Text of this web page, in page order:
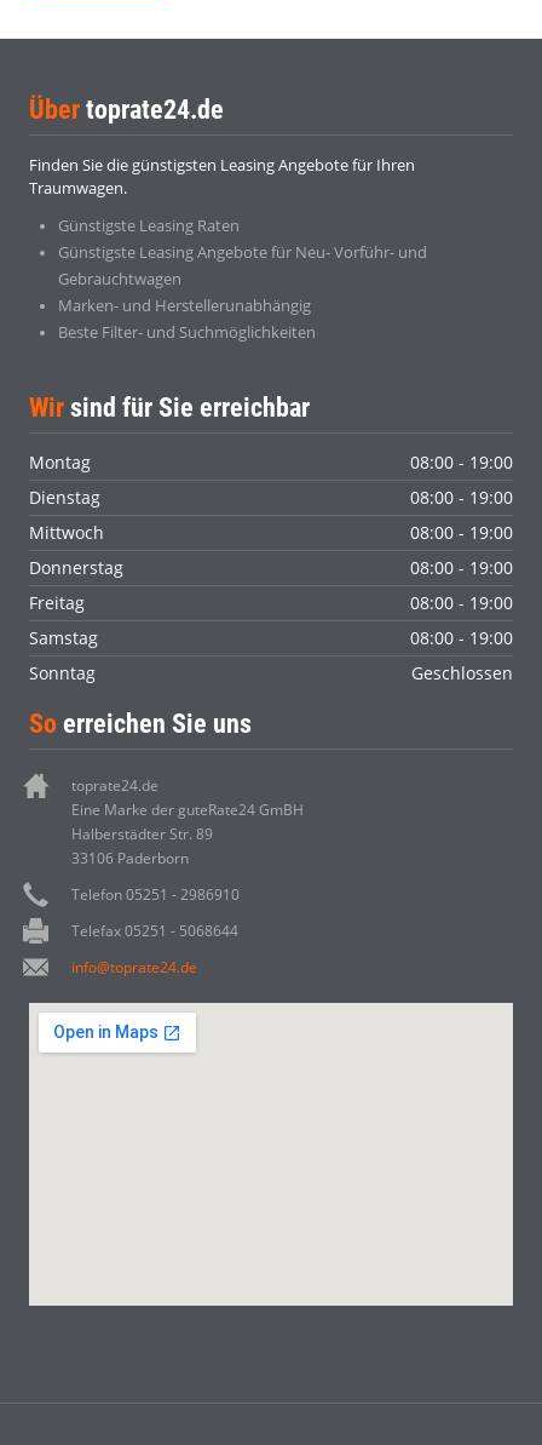
Über toprate24.de
Finden Sie die günstigsten Leasing Angebote für Ihren
Traumwagen.
Günstigste Leasing Raten
Günstigste Leasing Angebote für Neu- Vorführ- und
Gebrauchtwagen
Marken- und Herstellerunabhängig
Beste Filter- und Suchmöglichkeiten
Wir sind für Sie erreichbar
Montag
08:00 - 19:00
Dienstag
08:00 - 19:00
Mittwoch
08:00 - 19:00
Donnerstag
08:00 - 19:00
Freitag
08:00 - 19:00
Samstag
08:00 - 19:00
Sonntag
Geschlossen
So erreichen Sie uns
toprate24.de
Eine Marke der guteRate24 GmBH
Halberstädter Str. 89
33106 Paderborn
Telefon 05251 - 2986910
Telefax 05251 - 5068644
info@toprate24.de